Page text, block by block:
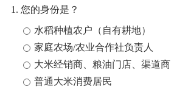
1. 您的身份是？
水稻种植农户（自有耕地）
家庭农场/农业合作社负责人
大米经销商、粮油门店、渠道商
普通大米消费居民